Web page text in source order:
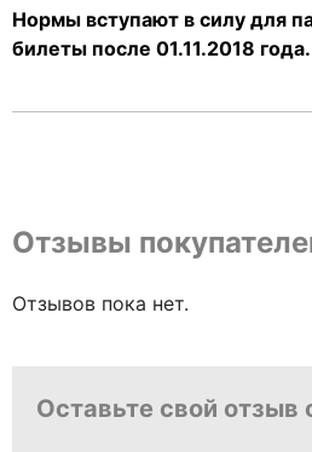
Нормы вступают в силу для
билеты после 01.11.2018 года.
Отзывы
Отзывов пока нет.
Оставьте свой отзыв